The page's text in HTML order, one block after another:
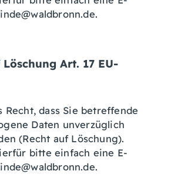
Art. 17 EU-
Recht, dass Sie betreffende
Daten unverzüglich
(Recht auf Löschung).
bitte einfach eine E-